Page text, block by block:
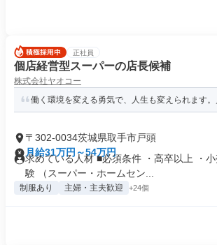
正社員
個店経営型スーパーの店長候補
株式会社ヤオコー
働く環境を変える勇気で、人生も変えられます。
〒302-0034茨城県取手市戸頭
月給31万円～54万円
求めている人材 ■必須条件 ・高卒以上 ・
験 （スーパー・ホームセン...
制服あり 主婦・主夫歓迎 +24個